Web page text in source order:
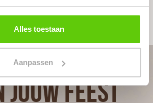
Alles toestaan
Aanpassen
JOUW FEEST